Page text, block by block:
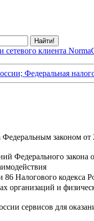
сетевого клиента
Федеральная
Федеральным законом
Федерального закона
Налогового кодекса
организаций и
сервисов для